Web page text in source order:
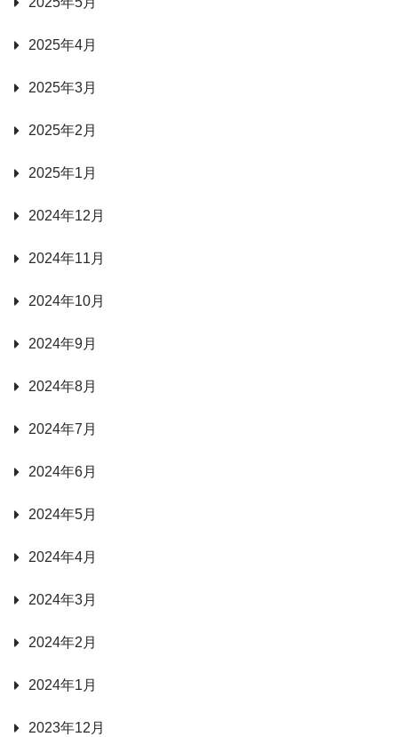
2025年4月
2025年3月
2025年2月
2025年1月
2024年12月
2024年11月
2024年10月
2024年9月
2024年8月
2024年7月
2024年6月
2024年5月
2024年4月
2024年3月
2024年2月
2024年1月
2023年12月